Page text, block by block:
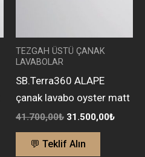
TEZGAH ÜSTÜ ÇANAK
LAVABOLAR
SB.Terra360 ALAPE
çanak lavabo oyster matt
41.700,00₺ 31.500,00₺
💬 Teklif Alın